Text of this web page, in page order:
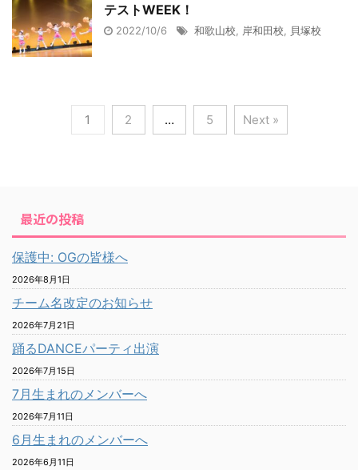
テストWEEK！
2022/10/6 和歌山校 岸和田校 貝塚校
1 2 … 5 Next »
最近の投稿
保護中: OGの皆様へ
2026年8月1日
チーム名改定のお知らせ
2026年7月21日
踊るDANCEパーティ出演
2026年7月15日
7月生まれのメンバーへ
2026年7月11日
6月生まれのメンバーへ
2026年6月11日